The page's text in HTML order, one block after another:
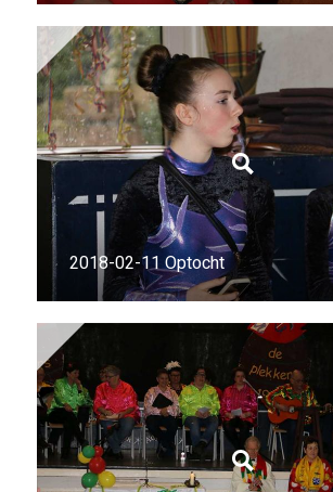
2018-02-11 Optocht